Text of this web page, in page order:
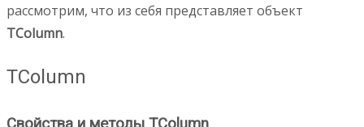
рассмотрим, что из себя представляет объект
TColumn.
TColumn